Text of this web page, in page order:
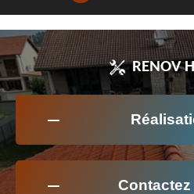
RENOV
Contactez